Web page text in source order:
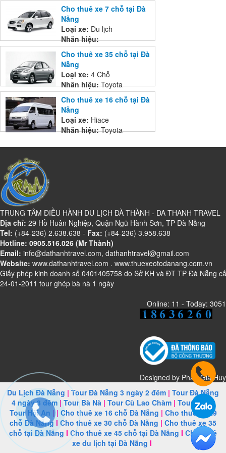
Cho thuê xe 7 chỗ tại Đà
Nẵng
Loại xe: Du lịch
Nhãn hiệu:
Cho thuê xe 35 chỗ tại Đà
Nẵng
Loại xe: 4 Chỗ
Nhãn hiệu:Toyota
Cho thuê xe 16 chỗ tại Đà
Nẵng
Loại xe: Hiace
Nhãn hiệu:Toyota
TRUNG TÂM ĐIỀU HÀNH DU LỊCH ĐÀ THÀNH - DA THANH TRAVEL
Địa chỉ: 29 Hồ Huân Nghiệp, Quận Ngũ Hành Sơn, TP Đà Nẵng
Tel: (+84-236) 2.638.638 - Fax: (+84-236) 3.958.638
Hotline: 0905.516.026 (Mr Thành)
Email: info@dathanhtravel.com, dathanhtravel@gmail.com
Website: www.dathanhtravel.com . www.thuexeotodanang.com.vn
Giấy phép kinh doanh số 0401405758 do Sở KH và ĐT TP Đà Nẵng
24-01-2011 tour ghép bà nà 1 ngày
Online: 11 - Today: 3051
Designed by Phan Gia Huy
Du Lịch Đà Nẵng | Tour Đà Nẵng 3 ngày 2 đêm | Tour Đà Nẵng
4 ngày 3 đêm|Tour Bà Nà | Tour Cù Lao Chàm| Tour Huế |
Tour Hội An | | Cho thuê xe 16 chỗ Đà Nẵng | Cho thuê xe 29
chỗ Đà NẵngI Cho thuê xe 30 chỗ Đà Nẵng | Cho thuê xe 35
chỗ tại Đà Nẵng I Cho thuê xe 45 chỗ tại Đà Nẵng I Cho thuê
xe du lịch tại Đà Nẵng I